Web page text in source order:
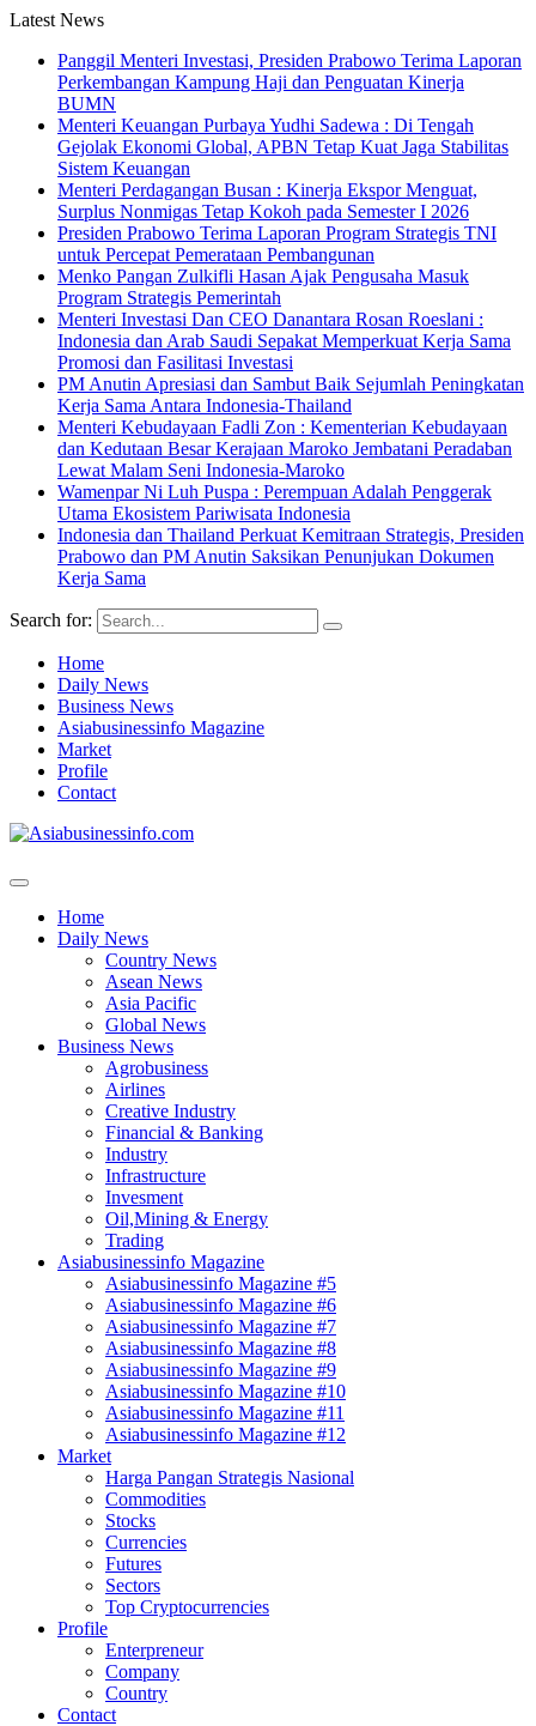
Latest News
Panggil Menteri Investasi, Presiden Prabowo Terima Laporan
Perkembangan Kampung Haji dan Penguatan Kinerja
BUMN
Menteri Keuangan Purbaya Yudhi Sadewa : Di Tengah
Gejolak Ekonomi Global, APBN Tetap Kuat Jaga Stabilitas
Sistem Keuangan
Menteri Perdagangan Busan : Kinerja Ekspor Menguat,
Surplus Nonmigas Tetap Kokoh pada Semester I 2026
Presiden Prabowo Terima Laporan Program Strategis TNI
untuk Percepat Pemerataan Pembangunan
Menko Pangan Zulkifli Hasan Ajak Pengusaha Masuk
Program Strategis Pemerintah
Menteri Investasi Dan CEO Danantara Rosan Roeslani :
Indonesia dan Arab Saudi Sepakat Memperkuat Kerja Sama
Promosi dan Fasilitasi Investasi
PM Anutin Apresiasi dan Sambut Baik Sejumlah Peningkatan
Kerja Sama Antara Indonesia-Thailand
Menteri Kebudayaan Fadli Zon : Kementerian Kebudayaan
dan Kedutaan Besar Kerajaan Maroko Jembatani Peradaban
Lewat Malam Seni Indonesia-Maroko
Wamenpar Ni Luh Puspa : Perempuan Adalah Penggerak
Utama Ekosistem Pariwisata Indonesia
Indonesia dan Thailand Perkuat Kemitraan Strategis, Presiden
Prabowo dan PM Anutin Saksikan Penunjukan Dokumen
Kerja Sama
Search for:
Home
Daily News
Business News
Asiabusinessinfo Magazine
Market
Profile
Contact
Home
Daily News
Country News
Asean News
Asia Pacific
Global News
Business News
Agrobusiness
Airlines
Creative Industry
Financial & Banking
Industry
Infrastructure
Invesment
Oil,Mining & Energy
Trading
Asiabusinessinfo Magazine
Asiabusinessinfo Magazine #5
Asiabusinessinfo Magazine #6
Asiabusinessinfo Magazine #7
Asiabusinessinfo Magazine #8
Asiabusinessinfo Magazine #9
Asiabusinessinfo Magazine #10
Asiabusinessinfo Magazine #11
Asiabusinessinfo Magazine #12
Market
Harga Pangan Strategis Nasional
Commodities
Stocks
Currencies
Futures
Sectors
Top Cryptocurrencies
Profile
Enterpreneur
Company
Country
Contact